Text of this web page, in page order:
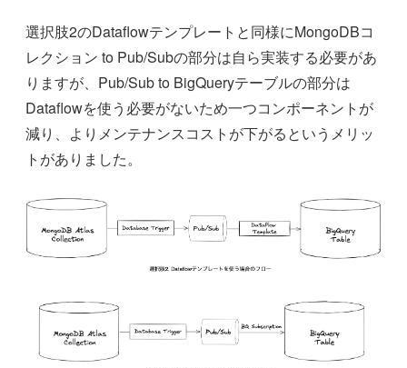
選択肢2のDataflowテンプレートと同様にMongoDBコ
レクション to Pub/Subの部分は自ら実装する必要があ
りますが、Pub/Sub to BigQueryテーブルの部分は
Dataflowを使う必要がないため一つコンポーネントが
減り、よりメンテナンスコストが下がるというメリッ
トがありました。